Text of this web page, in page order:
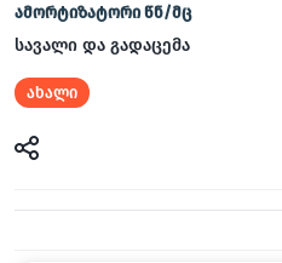
ამორტიზატორი წნ/მც
სავალი და გადაცემა
ახალი